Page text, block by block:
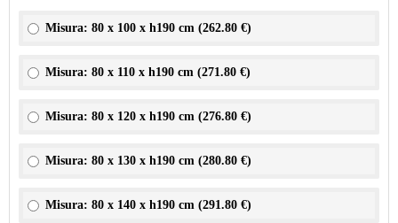
Misura: 80 x 100 x h190 cm (262.80 €)
Misura: 80 x 110 x h190 cm (271.80 €)
Misura: 80 x 120 x h190 cm (276.80 €)
Misura: 80 x 130 x h190 cm (280.80 €)
Misura: 80 x 140 x h190 cm (291.80 €)